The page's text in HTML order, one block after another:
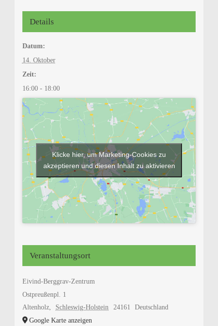
Details
Datum:
14. Oktober
Zeit:
16:00 - 18:00
Veranstaltungsort
Eivind-Berggrav-Zentrum
Ostpreußenpl. 1
Altenholz, Schleswig-Holstein 24161
Deutschland
Google Karte anzeigen
Klicke hier, um Marketing-Cookies zu
akzeptieren und diesen Inhalt zu aktivieren